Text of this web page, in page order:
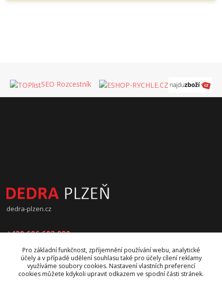
SEO Rozcestník
dedra-plzen.cz
+420 606 602 090
jana.beranova@atlas.cz
Pro základní funkčnost, zpříjemnění používání webu, analytické
účely a v případě udělení souhlasu také pro účely cílení reklamy
využíváme soubory cookies. Nastavení vlastních preferencí
cookies můžete kdykoli upravit odkazem ve spodní části stránek.